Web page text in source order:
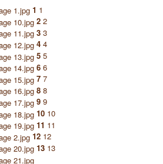
1 1
2 2
3 3
4 4
5 5
6 6
7 7
8 8
9 9
10 10
11 11
12 12
13 13